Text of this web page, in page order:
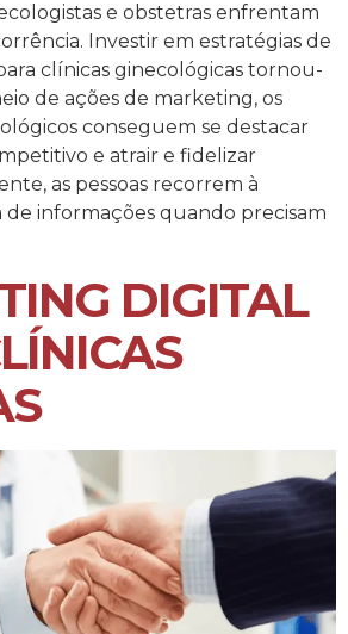
e obstetras enfrentam
Investir em estratégias de
clínicas ginecológicas tornou-
de ações de marketing, os
conseguem se destacar
e atrair e fidelizar
as pessoas recorrem à
informações quando precisam
DIGITAL